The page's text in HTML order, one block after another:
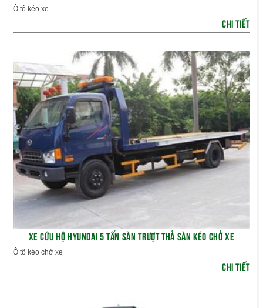
Ô tô kéo xe
CHI TIẾT
XE CỨU HỘ HYUNDAI 5 TẤN SÀN TRƯỢT THẢ SÀN KÉO CHỞ XE
Ô tô kéo chở xe
CHI TIẾT